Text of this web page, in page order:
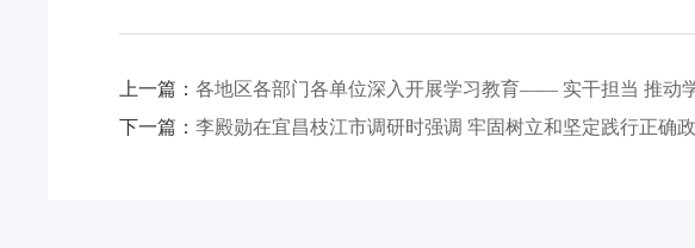
上一篇：各地区各部门各单位深入开展学习教育—— 实干担当 推动
下一篇：李殿勋在宜昌枝江市调研时强调 牢固树立和坚定践行正确